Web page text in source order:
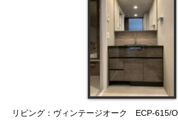
リビング：ヴィンテージオーク ECP-615/